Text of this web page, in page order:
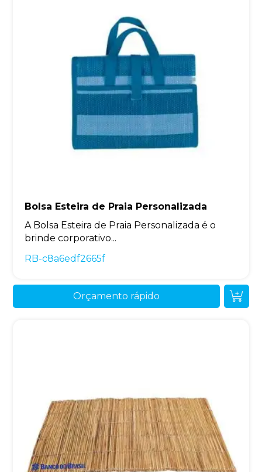
Bolsa Esteira de Praia Personalizada
A Bolsa Esteira de Praia Personalizada é o
brinde corporativo...
RB-c8a6edf2665f
Orçamento rápido